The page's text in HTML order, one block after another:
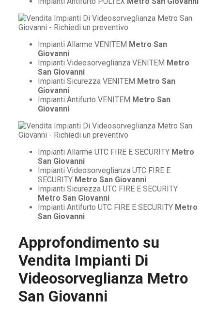
Impianti Allarme VENITEM Metro San
Giovanni
Impianti Videosorveglianza VENITEM Metro
San Giovanni
Impianti Sicurezza VENITEM Metro San
Giovanni
Impianti Antifurto VENITEM Metro San
Giovanni
Impianti Allarme UTC FIRE E SECURITY Metro
San Giovanni
Impianti Videosorveglianza UTC FIRE E
SECURITY Metro San Giovanni
Impianti Sicurezza UTC FIRE E SECURITY
Metro San Giovanni
Impianti Antifurto UTC FIRE E SECURITY Metro
San Giovanni
Approfondimento su
Vendita Impianti Di
Videosorveglianza Metro
San Giovanni